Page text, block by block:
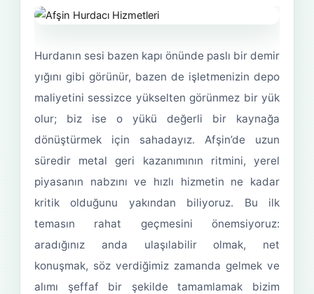
Hurdanın sesi bazen kapı önünde paslı bir demir
yığını gibi görünür, bazen de işletmenizin depo
maliyetini sessizce yükselten görünmez bir yük
olur; biz ise o yükü değerli bir kaynağa
dönüştürmek için sahadayız. Afşin’de uzun
süredir metal geri kazanımının ritmini, yerel
piyasanın nabzını ve hızlı hizmetin ne kadar
kritik olduğunu yakından biliyoruz. Bu ilk
temasın rahat geçmesini önemsiyoruz:
aradığınız anda ulaşılabilir olmak, net
konuşmak, söz verdiğimiz zamanda gelmek ve
alımı şeffaf bir şekilde tamamlamak bizim